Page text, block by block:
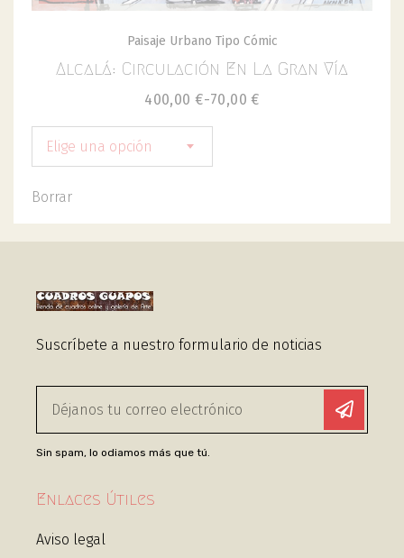
Paisaje Urbano Tipo Cómic
Alcalá: Circulación En La Gran Vía
70,00 €
-
400,00 €
Elige una opción
Borrar
Suscríbete a nuestro formulario de noticias
Sin spam, lo odiamos más que tú.
Enlaces Útiles
Aviso legal